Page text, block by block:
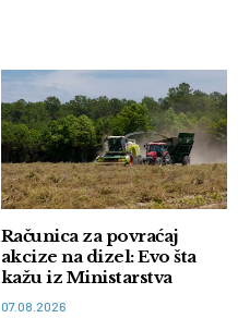
Računica za povraćaj
akcize na dizel: Evo šta
kažu iz Ministarstva
07.08.2026